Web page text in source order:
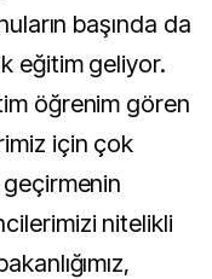
başında da
eğitim geliyor.
öğrenim gören
için çok
nitelikli